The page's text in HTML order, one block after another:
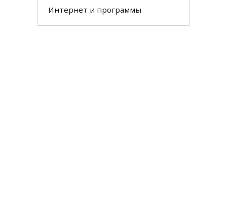
Интернет и программы